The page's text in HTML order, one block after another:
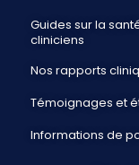
Guides sur la
cliniciens
Nos rapports
Témoignages et
Informations de